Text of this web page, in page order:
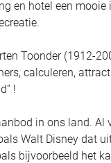
en hotel een mooie
Toonder (1912-
calculeren,
!
in ons land. Al
Walt Disney dat
bijvoorbeeld het